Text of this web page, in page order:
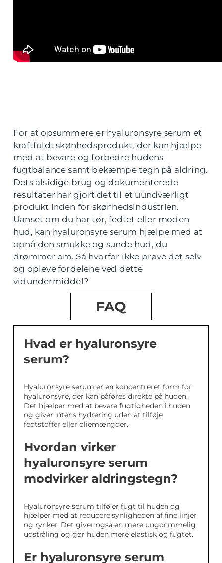
For at opsummere er hyaluronsyre serum et
kraftfuldt skønhedsprodukt, der kan hjælpe
med at bevare og forbedre hudens
fugtbalance samt bekæmpe tegn på aldring.
Dets alsidige brug og dokumenterede
resultater har gjort det til et uundværligt
produkt inden for skønhedsindustrien.
Uanset om du har tør, fedtet eller moden
hud, kan hyaluronsyre serum hjælpe med at
opnå den smukke og sunde hud, du
drømmer om. Så hvorfor ikke prøve det selv
og opleve fordelene ved dette
vidundermiddel?
FAQ
Hvad er hyaluronsyre
serum?
Hyaluronsyre serum er en koncentreret form for
hyaluronsyre, der kan påføres direkte på huden.
Det hjælper med at bevare fugtigheden i huden
og giver intens hydrering uden at tilføje
fedtstoffer eller oliemængder.
Hvordan virker
hyaluronsyre serum
modvirker aldringstegn?
Hyaluronsyre serum tilføjer fugt til huden og
hjælper med at reducere synligheden af fine linjer
og rynker. Det giver også en mere ungdommelig
udstråling og gør huden mere elastisk og fugtet.
Er hyaluronsyre serum